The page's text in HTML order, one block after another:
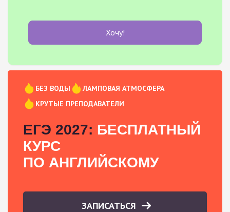
Хочу!
БЕЗ ВОДЫ
ЛАМПОВАЯ АТМОСФЕРА
КРУТЫЕ ПРЕПОДАВАТЕЛИ
ЕГЭ 2027: БЕСПЛАТНЫЙ
КУРС
ПО АНГЛИЙСКОМУ
ЗАПИСАТЬСЯ